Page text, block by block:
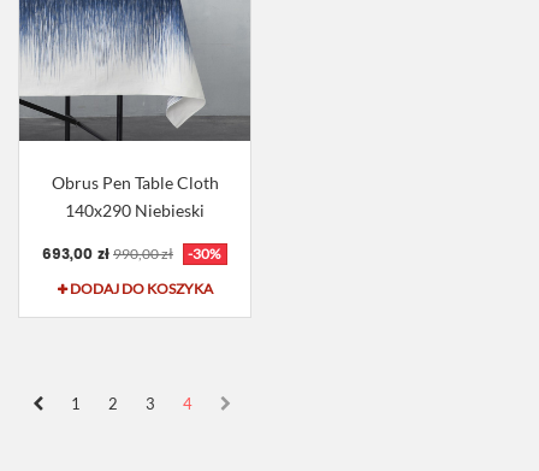
Obrus Pen Table Cloth
140x290 Niebieski
693,00 zł 990,00 zł
-30%
DODAJ DO KOSZYKA
1 2 3 4